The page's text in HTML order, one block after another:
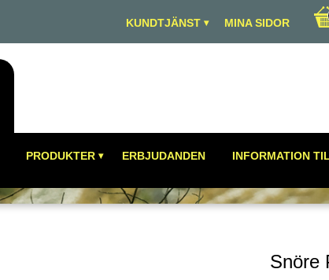
MINA SIDOR
KUNDTJÄNST
PRODUKTER ERBJUDANDEN INFORMATION
Snöre